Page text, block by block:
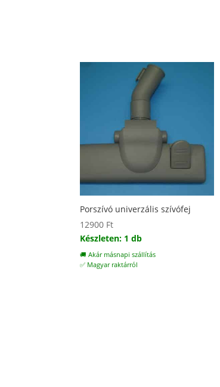
Porszívó univerzális szívófej
12900 Ft
Készleten: 1 db
🚚 Akár másnapi szállítás
✅ Magyar raktárról